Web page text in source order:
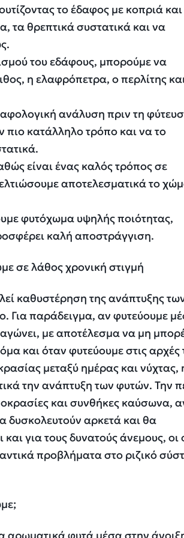
το έδαφος με κοπριά και
τα θρεπτικά συστατικά και να
του εδάφους, μπορούμε να
η ελαφρόπετρα, ο περλίτης
ανάλυση πριν τη
κατάλληλο τρόπο και να το
είναι ένας καλός τρόπος σε
αποτελεσματικά το
φυτόχωμα υψηλής ποιότητας,
καλή αποστράγγιση.
σε λάθος χρονική στιγμή
καθυστέρηση της ανάπτυξης
Για παράδειγμα, αν φυτεύουμε
με αποτέλεσμα να μη
και όταν φυτεύουμε στις αρχές
μεταξύ ημέρας και νύχτας,
την ανάπτυξη των φυτών. Την
και συνθήκες καύσωνα,
δυσκολευτούν αρκετά και θα
για τους δυνατούς άνεμους, οι
προβλήματα στο ριζικό